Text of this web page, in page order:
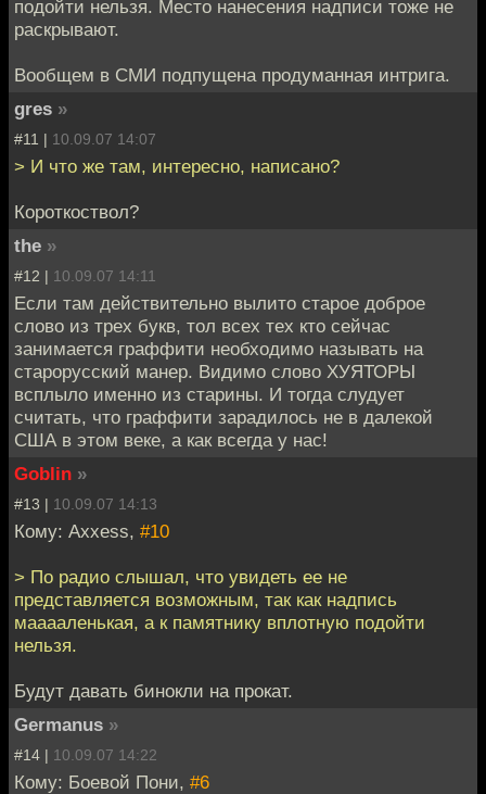
подойти нельзя. Место нанесения надписи тоже не
раскрывают.
Вообщем в СМИ подпущена продуманная интрига.
gres »
#11 | 10.09.07 14:07
> И что же там, интересно, написано?
Короткоствол?
the »
#12 | 10.09.07 14:11
Если там действительно вылито старое доброе
слово из трех букв, тол всех тех кто сейчас
занимается граффити необходимо называть на
старорусский манер. Видимо слово ХУЯТОРЫ
всплыло именно из старины. И тогда слудует
считать, что граффити зарадилось не в далекой
США в этом веке, а как всегда у нас!
Goblin »
#13 | 10.09.07 14:13
Кому: Axxess, #10
> По радио слышал, что увидеть ее не
представляется возможным, так как надпись
мааааленькая, а к памятнику вплотную подойти
нельзя.
Будут давать бинокли на прокат.
Germanus »
#14 | 10.09.07 14:22
Кому: Боевой Пони, #6